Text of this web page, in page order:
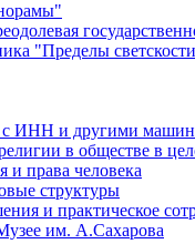
"Пределы
с ИНН и другими
в обществе в
и права человека
структуры
и практическое
им. А.Сахарова